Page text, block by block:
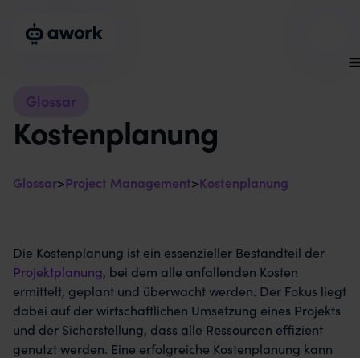
Glossar
Kostenplanung
Glossar>Project Management>Kostenplanung
Die Kostenplanung ist ein essenzieller Bestandteil der
Projektplanung, bei dem alle anfallenden Kosten
ermittelt, geplant und überwacht werden. Der Fokus liegt
dabei auf der wirtschaftlichen Umsetzung eines Projekts
und der Sicherstellung, dass alle Ressourcen effizient
genutzt werden. Eine erfolgreiche Kostenplanung kann